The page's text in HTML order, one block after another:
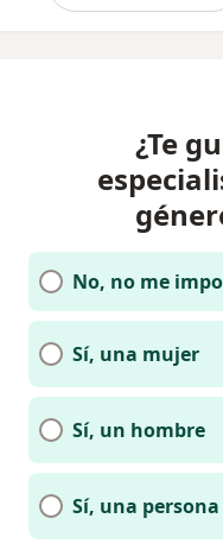
¿Te
No, no me
Sí, una mujer
Sí, un hombre
Sí, una